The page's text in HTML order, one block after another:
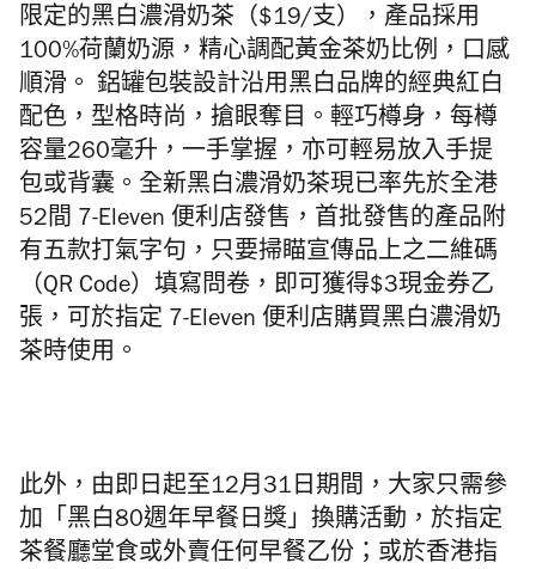
限定的黑白濃滑奶茶（$19/支）
，產品採用
100%荷蘭奶源，精心調配黃金茶奶比例，口感
順滑。 鋁罐包裝設計沿用黑白品牌的經典紅白
配色，型格時尚， 搶眼奪目。輕巧樽身， 每樽
容量260毫升，一手掌握， 亦可輕易放入手提
包或背囊。 全新黑白濃滑奶茶現已率先於全港
52間 7-Eleven 便利店發售 ， 首批發售的產品附
有五款打氣字句，只要掃瞄宣傳品上之二維碼
（QR Code）填寫問卷，即可獲得$3現金券乙
張，可於指定 7-Eleven 便利店購買黑白濃滑奶
茶時使用。
此外， 由即日起至12月31日期間 ，大家只需參
加 「黑白80週年早餐日獎」換購活動 ，於指定
茶餐廳堂食或外賣任何早餐乙份；或於香港指